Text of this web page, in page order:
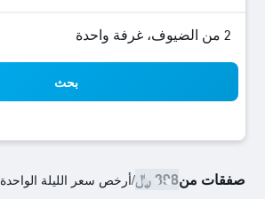
2 من الضيوف، غرفة واحدة
بحث
صفقات من398 ﷼ /أرخص سعر الليلة الواحدة